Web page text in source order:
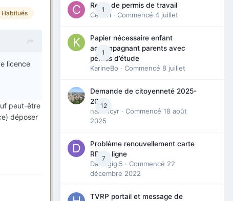
Habitués
licence
peut-être
déposer
1
Refus de permis de travail
Cedbri · Commencé 4 juillet
1
Papier nécessaire enfant
accompagnant parents avec
permis d’étude
KarineBo · Commencé 8 juillet
12
Demande de citoyenneté 2025-
2026
nanancyr · Commencé 18 août
2025
7
Problème renouvellement carte
RP en ligne
Davidgigi5 · Commencé 22
décembre 2022
TVRP portail et message de